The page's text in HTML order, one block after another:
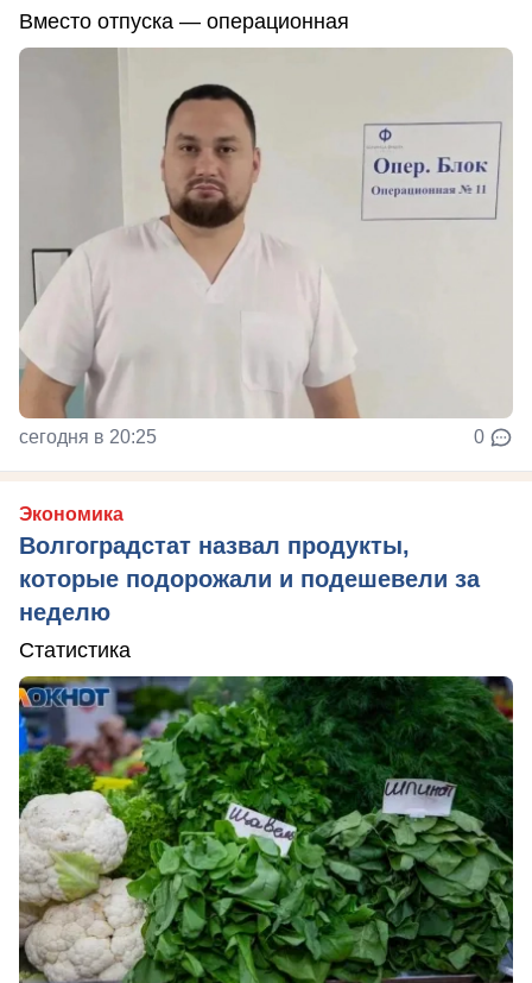
Вместо отпуска — операционная
сегодня в 20:25 0
Экономика
Волгоградстат назвал продукты,
которые подорожали и подешевели за
неделю
Статистика